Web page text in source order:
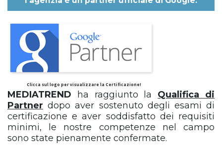
Clicca sul logo per visualizzare la Certificazione!
MEDIATREND ha raggiunto la Qualifica di
Partner dopo aver sostenuto degli esami di
certificazione e aver soddisfatto dei requisiti
minimi, le nostre competenze nel campo
sono state pienamente confermate.